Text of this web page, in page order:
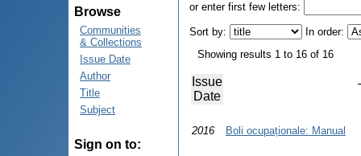
Browse
Communities
& Collections
Issue Date
Author
Title
Subject
Sign on to:
or enter first few letters:
Sort by:
In order:
Showing results 1 to 16 of 16
Issue
Date
2016 Boli ocupaționale: Manual